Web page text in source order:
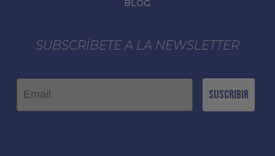
BLOG
SUBSCRÍBETE A LA NEWSLETTER
Email
Suscribir